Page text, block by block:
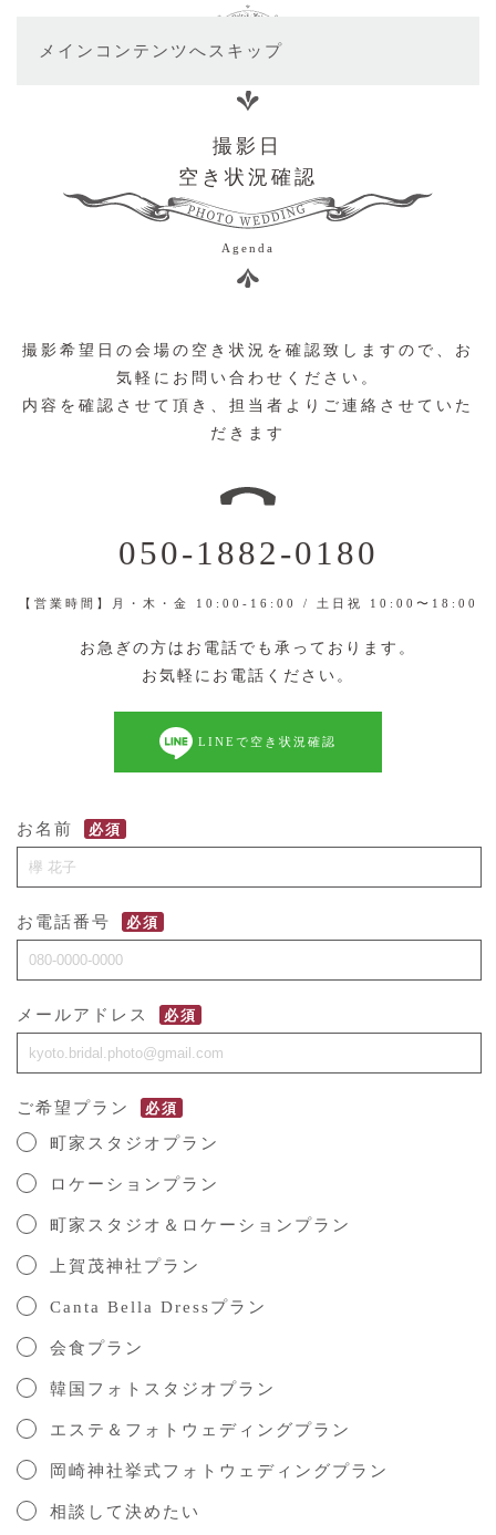
メインコンテンツへスキップ
撮影日
空き状況確認
Agenda
撮影希望日の会場の空き状況を確認致しますので、お
気軽にお問い合わせください。
内容を確認させて頂き、担当者よりご連絡させていた
だきます
050-1882-0180
【営業時間】月・木・金 10:00-16:00 / 土日祝 10:00〜18:00
お急ぎの方はお電話でも承っております。
お気軽にお電話ください。
LINEで空き状況確認
お名前 必須
お電話番号 必須
メールアドレス 必須
ご希望プラン 必須
町家スタジオプラン
ロケーションプラン
町家スタジオ＆ロケーションプラン
上賀茂神社プラン
Canta Bella Dressプラン
会食プラン
韓国フォトスタジオプラン
エステ＆フォトウェディングプラン
岡崎神社挙式フォトウェディングプラン
相談して決めたい